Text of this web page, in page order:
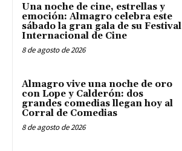
Una noche de cine, estrellas y
emoción: Almagro celebra este
sábado la gran gala de su Festival
Internacional de Cine
8 de agosto de 2026
Almagro vive una noche de oro
con Lope y Calderón: dos
grandes comedias llegan hoy al
Corral de Comedias
8 de agosto de 2026